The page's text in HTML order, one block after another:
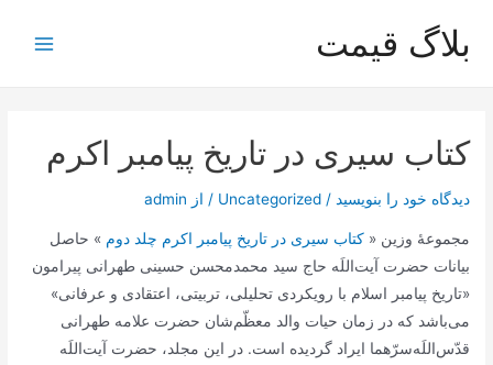
محتوا
بلاگ قیمت
کتاب سیری در تاریخ پیامبر اکرم
دیدگاه‌ خود را بنویسید /
Uncategorized / از admin
مجموعۀ وزین « کتاب سیری در تاریخ پیامبر اکرم چلد دوم » حاصل
بیانات حضرت آیت‌اللَه حاج سید محمدمحسن حسینی طهرانی پیرامون
«تاریخ پیامبر اسلام با رویکردی تحلیلی، تربیتی، اعتقادی و عرفانی»
می‌باشد که در زمان حیات والد معظّم‌شان حضرت علامه طهرانی
قدّس‌اللَه‌سرّهما ایراد گردیده است. در این مجلد، حضرت آیت‌اللَه